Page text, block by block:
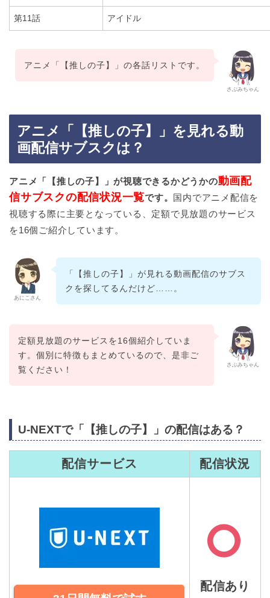
第11話 アイドル
さぶみちゃん
アニメ「【推しの子】」の各話リストです。
アニメ「【推しの子】」を見れる動
画配信サブスクは？
アニメ「【推しの子】」が視聴できるかどうかの動画配
信サブスクの配信状況一覧です。
国内でアニメ配信を
視聴する際に主要となっている、定額で見放題のサービス
を16個ご紹介しています。
あにこさん
「【推しの子】」が見れる動画配信のサブス
クを探してるんだけど……。
さぶみちゃん
定額見放題のサービスを16個紹介していま
す。個別に特徴もまとめているので、是非ご
覧ください！
U-NEXTで「【推しの子】」の配信はある？
配信サービス 配信状況
配信あり